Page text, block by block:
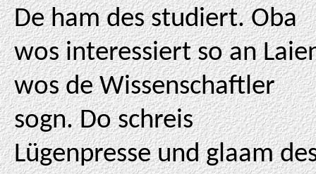
De ham des studiert. Oba
wos interessiert so an
wos de Wissenschaftler
sogn. Do schreis
Lügenpresse und glaam